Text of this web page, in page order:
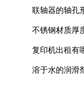
联轴器的轴孔
不锈钢材质厚
复印机出租有
溶于水的润滑